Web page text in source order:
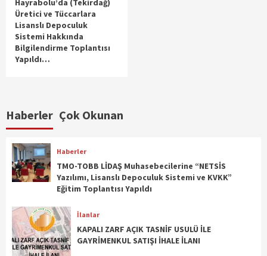
Hayrabolu’da (Tekirdağ)
Üretici ve Tüccarlara
Lisanslı Depoculuk
Sistemi Hakkında
Bilgilendirme Toplantısı
Yapıldı…
Haberler Çok Okunan
Haberler
TMO-TOBB LİDAŞ Muhasebecilerine “NETSİS
Yazılımı, Lisanslı Depoculuk Sistemi ve KVKK”
Eğitim Toplantısı Yapıldı
İlanlar
KAPALI ZARF AÇIK TASNİF USULÜ İLE
GAYRİMENKUL SATIŞI İHALE İLANI